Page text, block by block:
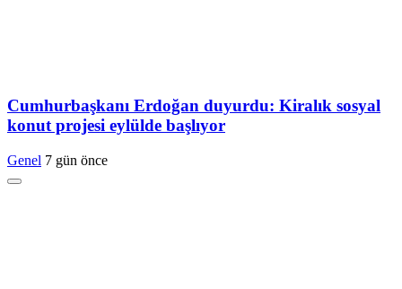
Cumhurbaşkanı Erdoğan duyurdu: Kiralık sosyal
konut projesi eylülde başlıyor
Genel 7 gün önce